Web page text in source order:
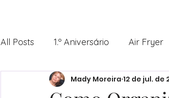
All Posts 1.º Aniversário Air Fryer
Desenvolvimento Profissional
Mady Moreira 12 de jul. de